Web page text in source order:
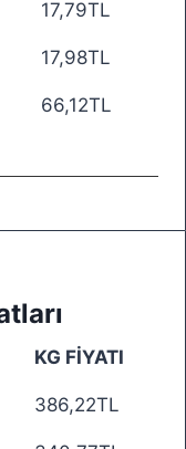
17,79TL
17,98TL
66,12TL
KG FİYATI
386,22TL